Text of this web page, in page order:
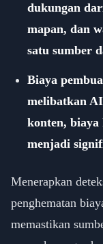
dukungan
mapan, dan
satu sumber
Biaya
melibatkan
konten, biaya
menjadi
Menerapkan
penghematan
memastikan